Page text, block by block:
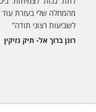
מהמחלה שלי בעזרת עוד
לשביעות רצוני תודה"
רונן ברוך אל- תיק נזיקין